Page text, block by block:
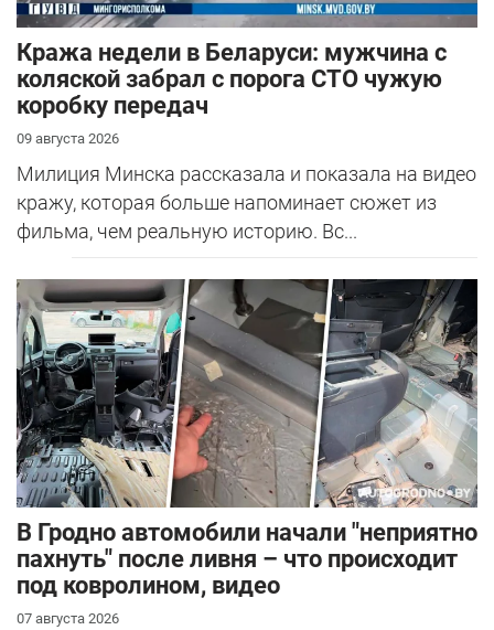
Кража недели в Беларуси: мужчина с
коляской забрал с порога СТО чужую
коробку передач
09 августа 2026
Милиция Минска рассказала и показала на видео
кражу, которая больше напоминает сюжет из
фильма, чем реальную историю. Вс...
В Гродно автомобили начали "неприятно
пахнуть" после ливня – что происходит
под ковролином, видео
07 августа 2026